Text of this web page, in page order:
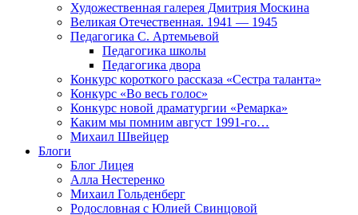
Художественная галерея Дмитрия Москина
Великая Отечественная. 1941 — 1945
Педагогика С. Артемьевой
Педагогика школы
Педагогика двора
Конкурс короткого рассказа «Сестра таланта»
Конкурс «Во весь голос»
Конкурс новой драматургии «Ремарка»
Каким мы помним август 1991-го…
Михаил Швейцер
Блоги
Блог Лицея
Алла Нестеренко
Михаил Гольденберг
Родословная с Юлией Свинцовой